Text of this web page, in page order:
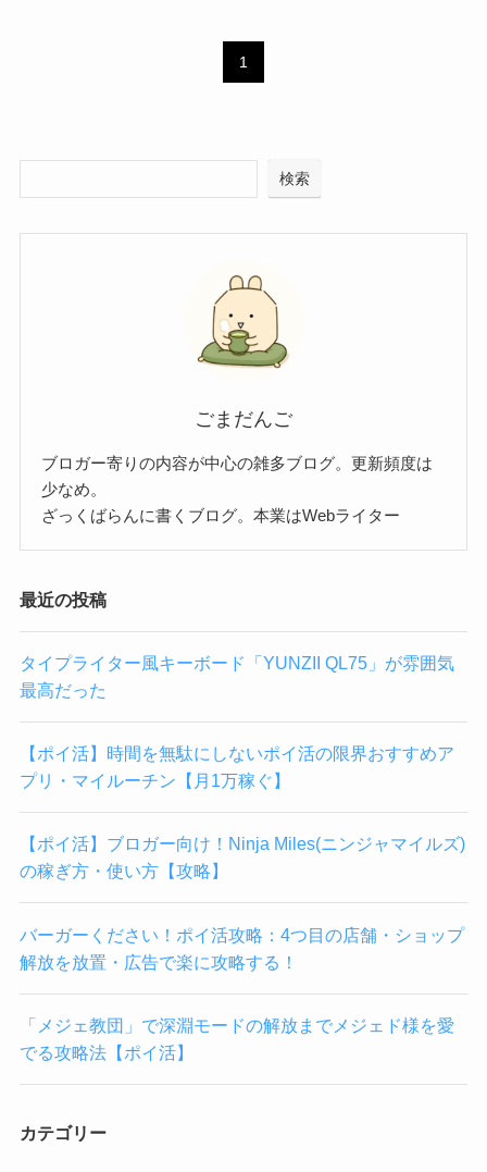
1
検索
ごまだんご
ブロガー寄りの内容が中心の雑多ブログ。更新頻度は
少なめ。
ざっくばらんに書くブログ。本業はWebライター
最近の投稿
タイプライター風キーボード「YUNZII QL75」が雰囲気
最高だった
【ポイ活】時間を無駄にしないポイ活の限界おすすめア
プリ・マイルーチン【月1万稼ぐ】
【ポイ活】ブロガー向け！Ninja Miles(ニンジャマイルズ)
の稼ぎ方・使い方【攻略】
バーガーください！ポイ活攻略：4つ目の店舗・ショップ
解放を放置・広告で楽に攻略する！
「メジェ教団」で深淵モードの解放までメジェド様を愛
でる攻略法【ポイ活】
カテゴリー